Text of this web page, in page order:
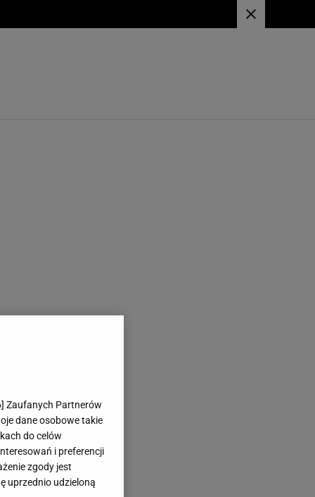
] Zaufanych Partnerów
dane osobowe takie
do celów
i preferencji
zgody jest
uprzednio udzieloną